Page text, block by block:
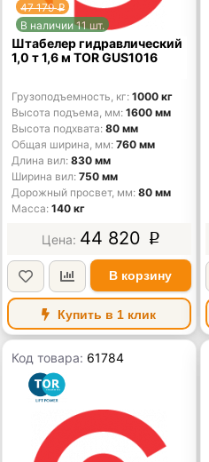
47 179p
В наличии 11 шт.
Штабелер гидравлический
1,0 т 1,6 м TOR GUS1016
Грузоподъемность, кг 1000 кг
Высота подъема, мм 1600 мм
Высота подхвата 80 мм
Общая ширина, мм 760 мм
Длина вил 830 мм
Ширина вил 750 мм
Дорожный просвет, мм 80 мм
Масса 140 кг
44 820 p
В корзину
Купить в 1 клик
Код товара: 61784